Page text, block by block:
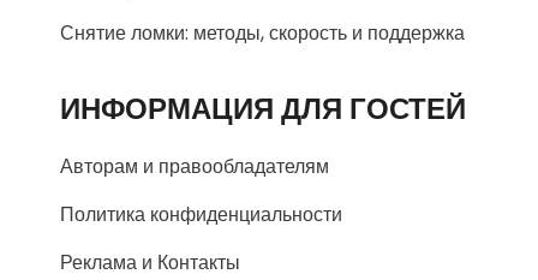
Снятие ломки: методы, скорость и поддержка
ИНФОРМАЦИЯ ДЛЯ ГОСТЕЙ
Авторам и правообладателям
Политика конфиденциальности
Реклама и Контакты